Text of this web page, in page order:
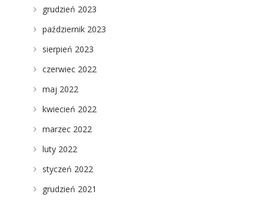
grudzień 2023
październik 2023
sierpień 2023
czerwiec 2022
maj 2022
kwiecień 2022
marzec 2022
luty 2022
styczeń 2022
grudzień 2021